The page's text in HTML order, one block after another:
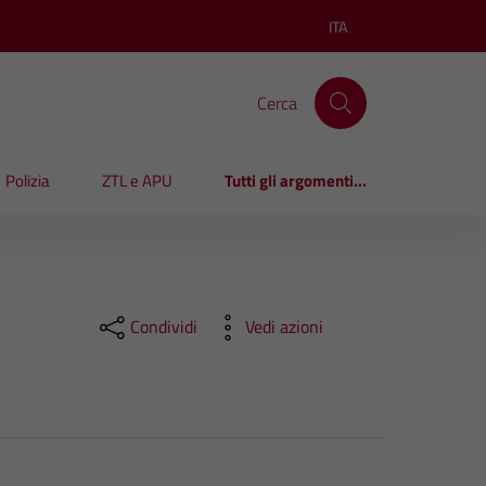
Lingua attiva:
ITA
Cerca
Polizia ZTL e APU Tutti gli argomenti...
Condividi Vedi azioni